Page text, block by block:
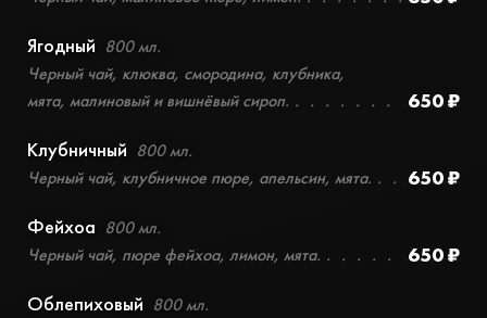
Ягодный 800 мл.
Черный чай, клюква, смородина, клубника,
мята, малиновый и вишнёвый сироп.
650 ₽
Клубничный 800 мл.
Черный чай, клубничное пюре, апельсин, мята.
650 ₽
Фейхоа 800 мл.
Черный чай, пюре фейхоа, лимон, мята.
650 ₽
Облепиховый 800 мл.